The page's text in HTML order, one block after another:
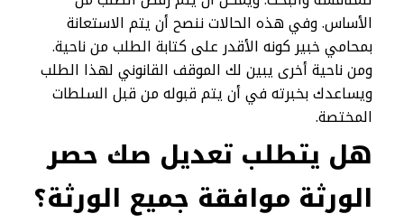
الأساس. وفي هذه الحالات ننصح أن يتم الاستعانة
بمحامي خبير كونه الأقدر على كتابة الطلب من ناحية.
ومن ناحية أخرى يبين لك الموقف القانوني لهذا الطلب
ويساعدك بخبرته في أن يتم قبوله من قبل السلطات
المختصة.
هل يتطلب تعديل صك حصر
الورثة موافقة جميع الورثة؟